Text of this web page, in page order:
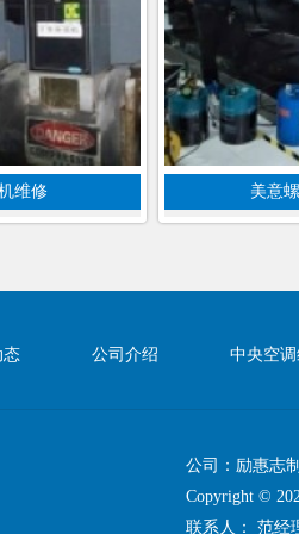
维修 美意
态 公司介绍
中央空
公司：励惠志
Copyright ©
联系人： 范